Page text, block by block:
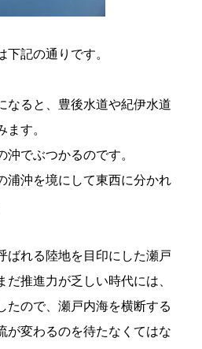
記の通りです。
なると、豊後水道や紀伊水道
す。
でぶつかるのです。
浦沖を境にして東西に分かれ
ばれる陸地を目印にした瀬戸
推進力が乏しい時代には、
たので、瀬戸内海を横断する
が変わるのを待たなくてはな